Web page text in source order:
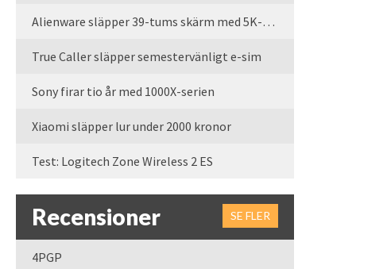
Alienware släpper 39-tums skärm med 5K-upplösning
True Caller släpper semestervänligt e-sim
Sony firar tio år med 1000X-serien
Xiaomi släpper lur under 2000 kronor
Test: Logitech Zone Wireless 2 ES
Recensioner SE FLER
4PGP